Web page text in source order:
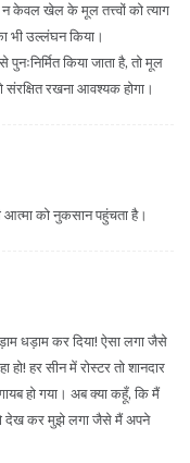
केवल खेल के मूल तत्त्वों को त्याग
भी उल्लंघन किया।
किया जाता है, तो मूल
संरक्षित रखना आवश्यक होगा।
आत्मा को नुकसान पहुंचता है।
धड़ाम कर दिया! ऐसा लगा जैसे
हर सीन में रोस्टर तो शानदार
हो गया। अब क्या कहूँ, कि मैं
को देख कर मुझे लगा जैसे मैं अपने